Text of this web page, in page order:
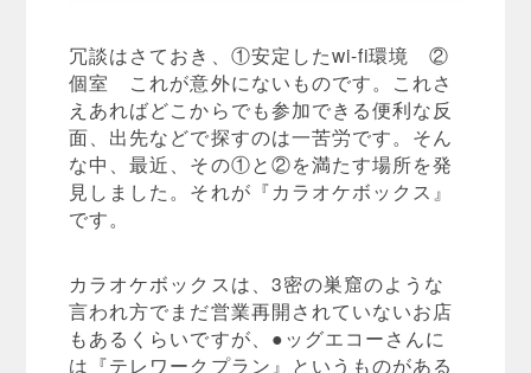
冗談はさておき、①安定したwi-fi環境 ②
個室 これが意外にないものです。これさ
えあればどこからでも参加できる便利な反
面、出先などで探すのは一苦労です。そん
な中、最近、その①と②を満たす場所を発
見しました。それが『カラオケボックス』
です。
カラオケボックスは、3密の巣窟のような
言われ方でまだ営業再開されていないお店
もあるくらいですが、●ッグエコーさんに
は『テレワークプラン』というものがある